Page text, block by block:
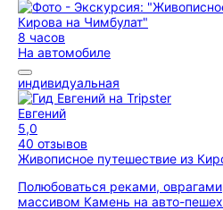
8 часов
На автомобиле
индивидуальная
Евгений
5,0
40 отзывов
Живописное путешествие из
Полюбоваться реками,
массивом Камень на авто-